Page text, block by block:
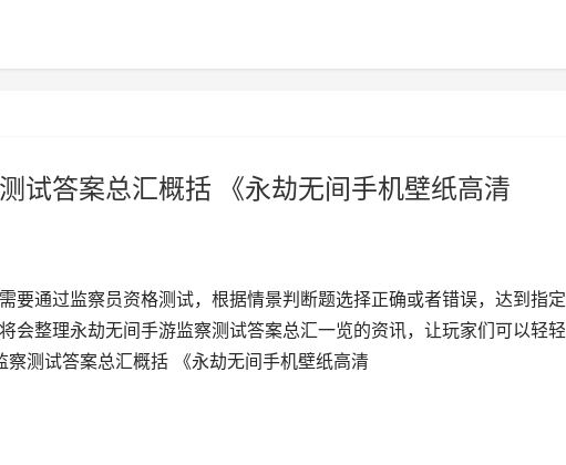
试答案总汇概括 《永劫无间手机壁纸高清
要通过监察员资格测试，根据情景判断题选择正确或者错误，达到指定
会整理永劫无间手游监察测试答案总汇一览的资讯，让玩家们可以轻轻
测试答案总汇概括 《永劫无间手机壁纸高清